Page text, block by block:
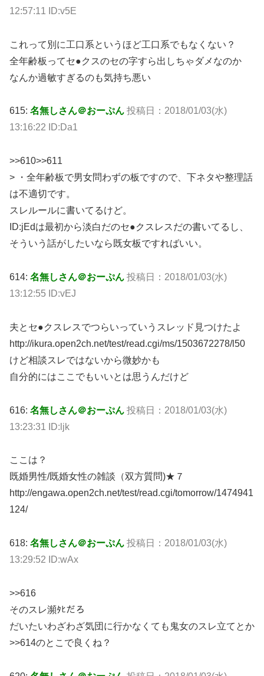
12:57:11 ID:v5E
これって別に工口系というほど工口系でもなくない？
全年齢板ってセ●クスのセの字すら出しちゃダメなのか
なんか過敏すぎるのも気持ち悪い
615: 名無しさん＠おーぷん 投稿日：2018/01/03(水)
13:16:22 ID:Da1
>>610>>611
> ・全年齢板で男女問わずの板ですので、下ネタや整理話
は不適切です。
スレルールに書いてるけど。
ID:jEdは最初から淡白だのセ●クスレスだの書いてるし、
そういう話がしたいなら既女板ですればいい。
614: 名無しさん＠おーぷん 投稿日：2018/01/03(水)
13:12:55 ID:vEJ
夫とセ●クスレスでつらいっていうスレッド見つけたよ
http://ikura.open2ch.net/test/read.cgi/ms/1503672278/l50
けど相談スレではないから微妙かも
自分的にはここでもいいとは思うんだけど
616: 名無しさん＠おーぷん 投稿日：2018/01/03(水)
13:23:31 ID:ljk
ここは？
既婚男性/既婚女性の雑談（双方質問)★７
http://engawa.open2ch.net/test/read.cgi/tomorrow/1474941
124/
618: 名無しさん＠おーぷん 投稿日：2018/01/03(水)
13:29:52 ID:wAx
>>616
そのスレ瀕ﾀﾋだろ
だいたいわざわざ気団に行かなくても鬼女のスレ立てとか
>>614のとこで良くね？